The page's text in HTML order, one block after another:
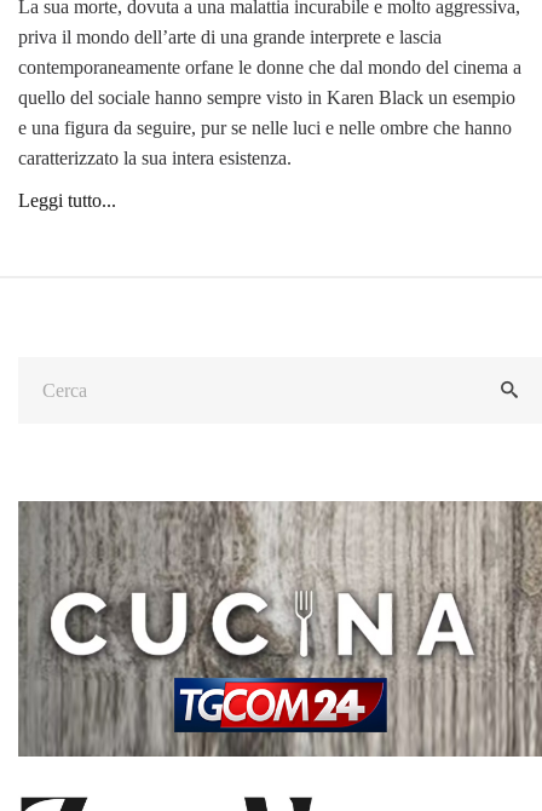
La sua morte, dovuta a una malattia incurabile e molto aggressiva,
priva il mondo dell’arte di una grande interprete e lascia
contemporaneamente orfane le donne che dal mondo del cinema a
quello del sociale hanno sempre visto in Karen Black un esempio
e una figura da seguire, pur se nelle luci e nelle ombre che hanno
caratterizzato la sua intera esistenza.
Leggi tutto...